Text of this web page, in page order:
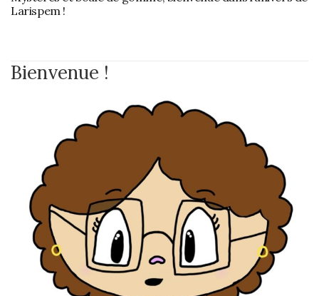
Larispem !
Bienvenue !